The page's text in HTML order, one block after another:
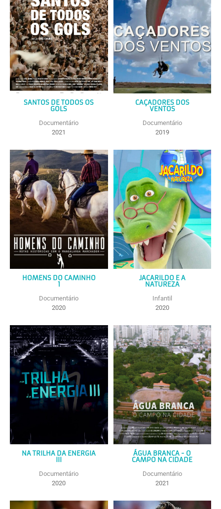
SANTOS DE TODOS OS
GOLS
Documentário
2021
CAÇADORES DOS
VENTOS
Documentário
2019
HOMENS DO CAMINHO
1
Documentário
2020
JACARILDO E A
NATUREZA
Infantil
2020
NA TRILHA DA ENERGIA
III
Documentário
2020
ÁGUA BRANCA - O
CAMPO NA CIDADE
Documentário
2021